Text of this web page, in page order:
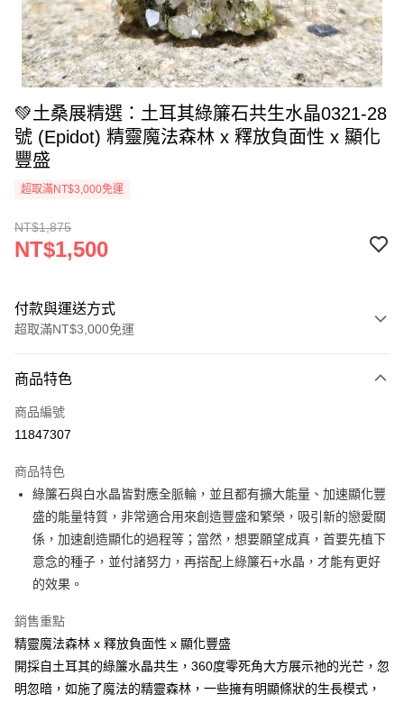
💚土桑展精選：土耳其綠簾石共生水晶0321-28
號 (Epidot) 精靈魔法森林 x 釋放負面性 x 顯化
豐盛
超取滿NT$3,000免運
NT$1,875
NT$1,500
付款與運送方式
超取滿NT$3,000免運
信用卡一次付款
超商取貨付款
Apple Pay
街口支付
悠遊付
ATM付款
全家取貨付款
每筆NT$80，滿NT$3,000(含以上)免運費
商品特色
商品編號
11847307
商品特色
綠簾石與白水晶皆對應全脈輪，並且都有擴大能量、加速顯化豐
盛的能量特質，非常適合用來創造豐盛和繁榮，吸引新的戀愛關
係，加速創造顯化的過程等；當然，想要願望成真，首要先植下
意念的種子，並付諸努力，再搭配上綠簾石+水晶，才能有更好
的效果。
銷售重點
精靈魔法森林 x 釋放負面性 x 顯化豐盛
開採自土耳其的綠簾水晶共生，360度零死角大方展示祂的光芒，忽
明忽暗，如施了魔法的精靈森林，一些擁有明顯條狀的生長模式，